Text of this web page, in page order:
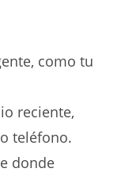
como tu
reciente,
teléfono.
donde